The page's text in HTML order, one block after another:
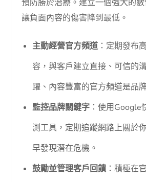
預防勝於治療。建立一個強大的
讓負面內容的傷害降到最低。
主動經營官方頻道：定期發布
容，與客戶建立直接、可信的
躍、內容豐富的官方頻道是品
監控品牌關鍵字 ：使用Google
測工具，定期追蹤網路上關於
早發現潛在危機。
鼓勵並管理客戶回饋 ：積極在